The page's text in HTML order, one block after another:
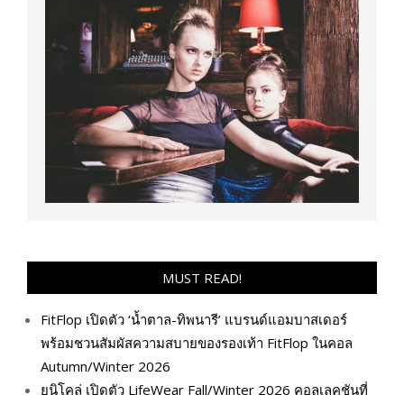
MUST READ!
FitFlop เปิดตัว ‘น้ำตาล-ทิพนารี’ แบรนด์แอมบาสเดอร์
พร้อมชวนสัมผัสความสบายของรองเท้า FitFlop ในคอล
Autumn/Winter 2026
ยูนิโคล่ เปิดตัว LifeWear Fall/Winter 2026 คอลเลคชันที่